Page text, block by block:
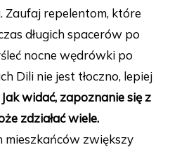
Zaufaj repelentom, które
długich spacerów po
nocne wędrówki po
Dili nie jest tłoczno, lepiej
Jak widać, zapoznanie się z
zdziałać wiele.
zwiększy